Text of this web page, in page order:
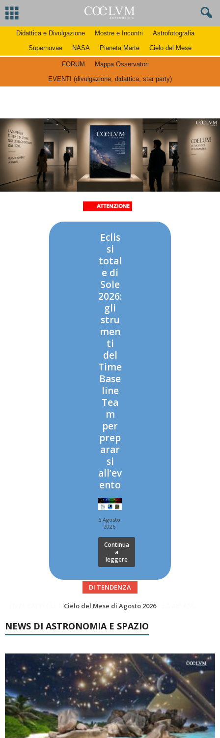
Didattica e Divulgazione Mostre e Incontri
Astrofotografia
Supernovae
NASA Pianeta Marte Cielo del Mese
FORUM
Mappa Osservatori
EVENTI (divulgazione, didattica, star party)
Eclis
si
total
e di
Sole
2026:
gli
stru
men
ti
del
Time
Base
line
Tea
m
per
prep
arar
si
all’ev
ento
6 Agosto
2026
Continua
a
leggere
DI TENDENZA
SUPERNOVAE aggiornamenti del mese – Agosto 2026
NEWS DI ASTRONOMIA E SPAZIO